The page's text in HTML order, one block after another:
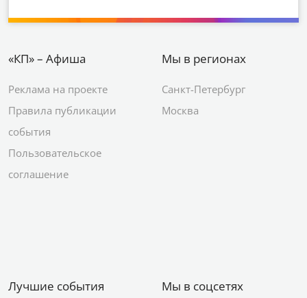
«КП» – Афиша
Реклама на проекте
Правила публикации
события
Пользовательское
соглашение
Мы в регионах
Санкт-Петербург
Москва
Лучшие события Мы в соцсетях